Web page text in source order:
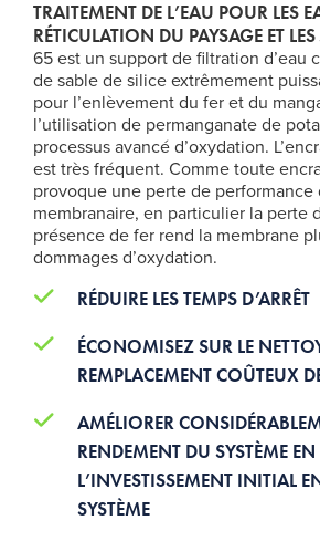
TRAITEMENT DE L’EAU POUR LES
RÉTICULATION DU PAYSAGE ET
65 est un support de filtration d’eau
de sable de silice extrêmement
pour l’enlèvement du fer et du
l’utilisation de permanganate de
processus avancé d’oxydation.
est très fréquent. Comme toute
provoque une perte de performance
membranaire, en particulier la perte
présence de fer rend la membrane
dommages d’oxydation.
RÉDUIRE LES TEMPS D’ARRÊT
ÉCONOMISEZ SUR LE
REMPLACEMENT COÛTEUX
AMÉLIORER
RENDEMENT DU SYSTÈME
L’INVESTISSEMENT INITIAL
SYSTÈME